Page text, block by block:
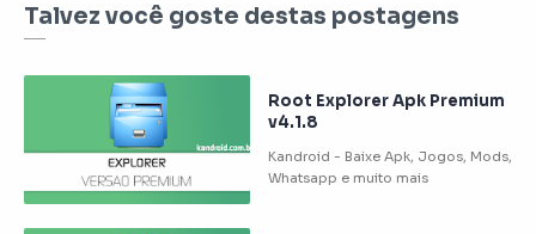
Talvez você goste destas postagens
Root Explorer Apk Premium
v4.1.8